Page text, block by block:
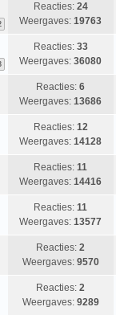
Reacties: 24
Weergaves:19763
Reacties: 33
Weergaves:36080
Reacties:6
Weergaves:13686
Reacties: 12
Weergaves:14128
Reacties:11
Weergaves:14416
Reacties:11
Weergaves:13577
Reacties:2
Weergaves: 9570
Reacties:2
Weergaves: 9289